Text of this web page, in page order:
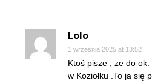
Lolo
1 września 2025 at 13:52
Ktoś pisze , ze do ok.
w Koziołku .To ja się